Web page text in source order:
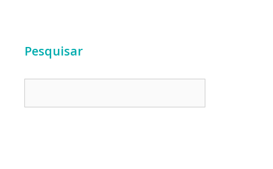
Pesquisar